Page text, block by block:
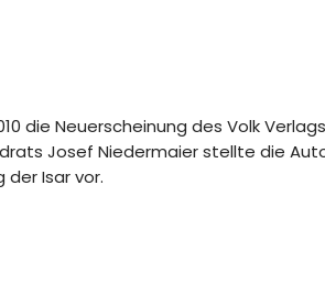
die Neuerscheinung des Volk
Josef Niedermaier stellte die
Isar vor.